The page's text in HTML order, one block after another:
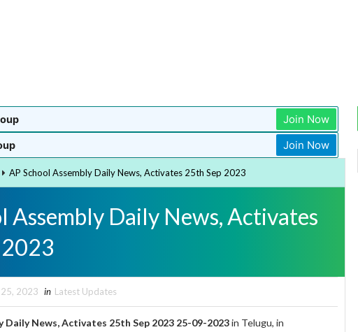
Join Now
Join Now
AP School Assembly Daily News, Activates 25th Sep 2023
Assembly Daily News, Activates
2023 in Latest Updates
Daily News, Activates 25th Sep 2023 25-09-2023in Telugu, in